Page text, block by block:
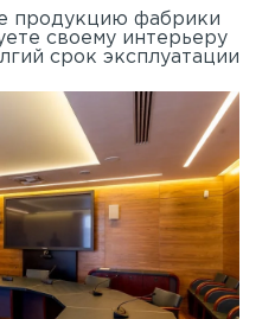
продукцию фабрики
своему интерьеру
срок эксплуатации